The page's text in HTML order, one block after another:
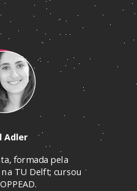
Adler
formada pela
TU Delft; cursou